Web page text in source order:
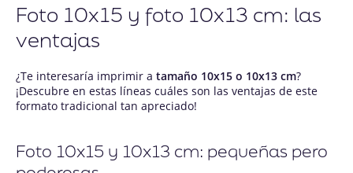
Foto 10x15 y foto 10x13 cm: las
ventajas
¿Te interesaría imprimir a tamaño 10x15 o 10x13 cm?
¡Descubre en estas líneas cuáles son las ventajas de este
formato tradicional tan apreciado!
Foto 10x15 y 10x13 cm: pequeñas pero